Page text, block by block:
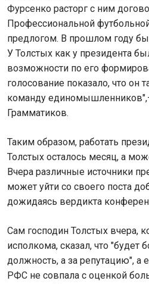
Фурсенко расторг с ним
Профессиональной
предлогом. В прошлом году
У Толстых как у президента
возможности по его
голосование показало, что он
команду
Грамматиков.
Таким образом, работать
Толстых осталось месяц, а
Вчера различные источники
может уйти со своего поста
дожидаясь вердикта
Сам господин Толстых вчера,
исполкома, сказал, что "будет
должность, а за репутацию", а
РФС не совпала с оценкой